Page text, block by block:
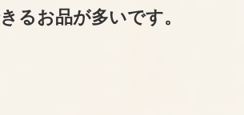
るお品が多いです。